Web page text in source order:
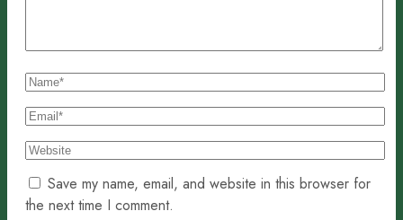
Save my name, email, and website in this browser for
the next time I comment.